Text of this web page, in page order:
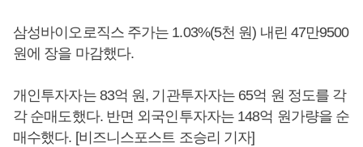
삼성바이오로직스 주가는 1.03%(5천 원) 내린 47만9500
원에 장을 마감했다.
개인투자자는 83억 원, 기관투자자는 65억 원 정도를 각
각 순매도했다. 반면 외국인투자자는 148억 원가량을 순
매수했다. [비즈니스포스트 조승리 기자]